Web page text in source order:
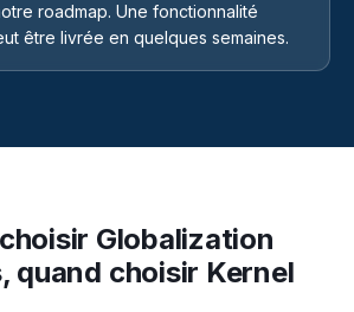
roadmap. Une fonctionnalité
être livrée en quelques semaines.
Globalization
quand choisir Kernel